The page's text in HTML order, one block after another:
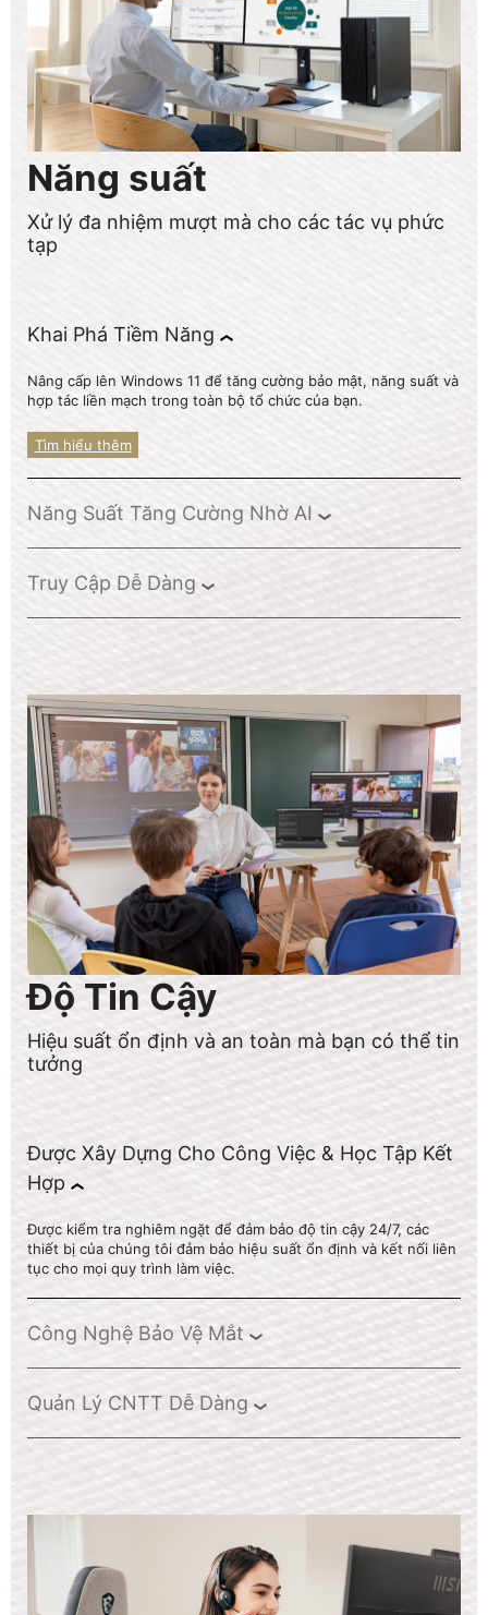
Năng suất
Xử lý đa nhiệm mượt mà cho các tác vụ phức
tạp
Khai Phá Tiềm Năng
Nâng cấp lên Windows 11 để tăng cường bảo mật, năng suất và
hợp tác liền mạch trong toàn bộ tổ chức của bạn.
Tìm hiểu thêm
Năng Suất Tăng Cường Nhờ AI
Truy Cập Dễ Dàng
Độ Tin Cậy
Hiệu suất ổn định và an toàn mà bạn có thể tin
tưởng
Được Xây Dựng Cho Công Việc & Học Tập Kết
Hợp
Được kiểm tra nghiêm ngặt để đảm bảo độ tin cậy 24/7, các
thiết bị của chúng tôi đảm bảo hiệu suất ổn định và kết nối liên
tục cho mọi quy trình làm việc.
Công Nghệ Bảo Vệ Mắt
Quản Lý CNTT Dễ Dàng